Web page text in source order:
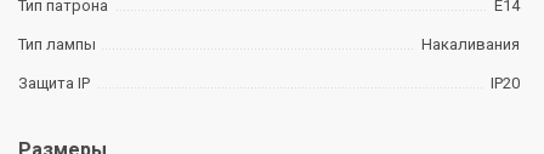
Тип патрона E14
Тип лампы Накаливания
Защита IP IP20